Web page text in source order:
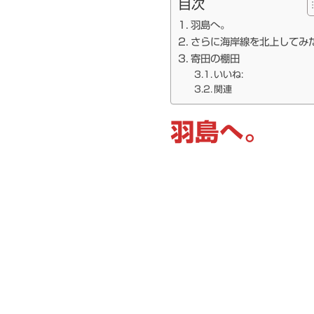
目次
羽島へ。
さらに海岸線を北上してみ
寄田の棚田
いいね:
関連
羽島へ。